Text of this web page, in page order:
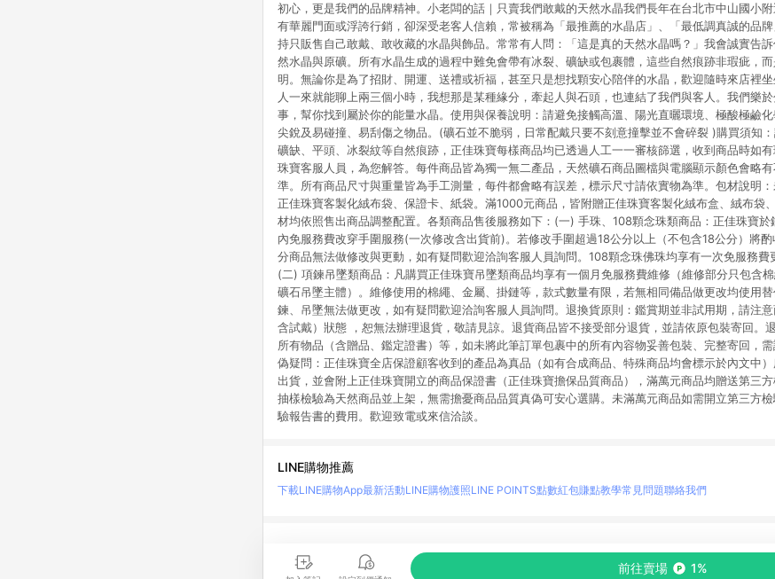
初心，更是我們的品牌精神。小老闆的話｜只賣我們敢戴的天然水晶我們長年在台北市中山國小
有華麗門面或浮誇行銷，卻深受老客人信賴，常被稱為「最推薦的水晶店」、「最低調真誠的品
持只販售自己敢戴、敢收藏的水晶與飾品。常常有人問：「這是真的天然水晶嗎？」我會誠實告
然水晶與原礦。所有水晶生成的過程中難免會帶有冰裂、礦缺或包裹體，這些自然痕跡非瑕疵，
明。無論你是為了招財、開運、送禮或祈福，甚至只是想找顆安心陪伴的水晶，歡迎隨時來店裡
人一來就能聊上兩三個小時，我想那是某種緣分，牽起人與石頭，也連結了我們與客人。我們樂
事，幫你找到屬於你的能量水晶。使用與保養說明：請避免接觸高溫、陽光直曬環境、極酸極鹼
尖銳及易碰撞、易刮傷之物品。(礦石並不脆弱，日常配戴只要不刻意撞擊並不會碎裂 )購買須知
礦缺、平頭、冰裂紋等自然痕跡，正佳珠寶每樣商品均已透過人工一一審核篩選，收到商品時如
珠寶客服人員，為您解答。每件商品皆為獨一無二產品，天然礦石商品圖檔與電腦顯示顏色會略
準。所有商品尺寸與重量皆為手工測量，每件都會略有誤差，標示尺寸請依實物為準。包材說明
正佳珠寶客製化絨布袋、保證卡、紙袋。滿1000元商品，皆附贈正佳珠寶客製化絨布盒、絨布袋
材均依照售出商品調整配置。各類商品售後服務如下：(一) 手珠、108顆念珠類商品：正佳珠寶於
內免服務費改穿手圍服務(一次修改含出貨前)。若修改手圍超過18公分以上（不包含18公分）將
分商品無法做修改與更動，如有疑問歡迎洽詢客服人員詢問。108顆念珠佛珠均享有一次免服務費
(二) 項鍊吊墜類商品：凡購買正佳珠寶吊墜類商品均享有一個月免服務費維修（維修部分只包含
礦石吊墜主體）。維修使用的棉繩、金屬、掛鏈等，款式數量有限，若無相同備品做更改均使用
鍊、吊墜無法做更改，如有疑問歡迎洽詢客服人員詢問。退換貨原則：鑑賞期並非試用期，請注
含試戴）狀態 ，恕無法辦理退貨，敬請見諒。退貨商品皆不接受部分退貨，並請依原包裝寄回。
所有物品（含贈品、鑑定證書）等，如未將此筆訂單包裹中的所有內容物妥善包裝、完整寄回，
偽疑問：正佳珠寶全店保證顧客收到的產品為真品（如有合成商品、特殊商品均會標示於內文中
出貨，並會附上正佳珠寶開立的商品保證書（正佳珠寶擔保品質商品），滿萬元商品均贈送第三
抽樣檢驗為天然商品並上架，無需擔憂商品品質真偽可安心選購。未滿萬元商品如需開立第三方
驗報告書的費用。歡迎致電或來信洽談。
前往賣場 1%
LINE購物推薦
下載LINE購物App最新活動LINE購物護照LINE POINTS點數紅包賺點教學常見問題聯絡我們
LINE 購物是匯集購物情報與商品資訊的整合性平台，並依購物情報中的趨勢與風格做合作網路商家的延
時間差，請務必點擊商品至各合作網路商家，確認現售價與購物條件，一切資訊以合作廠商網頁為準。